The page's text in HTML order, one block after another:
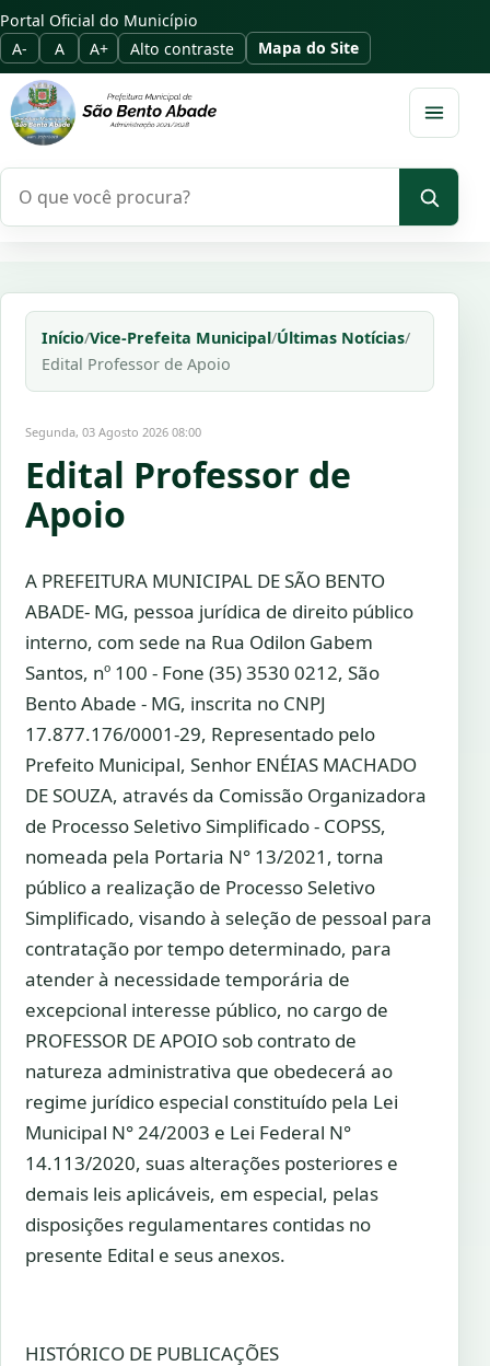
Portal Oficial do Município
A-
A A+ Alto contraste Mapa do Site
Abrir
Início/Vice-Prefeita Municipal/Últimas Notícias/
Edital Professor de Apoio
Segunda, 03 Agosto 2026 08:00
Edital Professor de
Apoio
A PREFEITURA MUNICIPAL DE SÃO BENTO
ABADE- MG, pessoa jurídica de direito público
interno, com sede na Rua Odilon Gabem
Santos, nº 100 - Fone (35) 3530 0212, São
Bento Abade - MG, inscrita no CNPJ
17.877.176/0001-29, Representado pelo
Prefeito Municipal, Senhor ENÉIAS MACHADO
DE SOUZA, através da Comissão Organizadora
de Processo Seletivo Simplificado - COPSS,
nomeada pela Portaria N° 13/2021, torna
público a realização de Processo Seletivo
Simplificado, visando à seleção de pessoal para
contratação por tempo determinado, para
atender à necessidade temporária de
excepcional interesse público, no cargo de
PROFESSOR DE APOIO sob contrato de
natureza administrativa que obedecerá ao
regime jurídico especial constituído pela Lei
Municipal N° 24/2003 e Lei Federal N°
14.113/2020, suas alterações posteriores e
demais leis aplicáveis, em especial, pelas
disposições regulamentares contidas no
presente Edital e seus anexos.
HISTÓRICO DE PUBLICAÇÕES